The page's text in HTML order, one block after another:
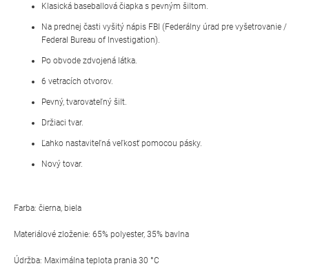
Klasická baseballová čiapka s pevným šiltom.
Na prednej časti vyšitý nápis FBI (Federálny úrad pre vyšetrovanie /
Federal Bureau of Investigation).
Po obvode zdvojená látka.
6 vetracích otvorov.
Pevný, tvarovateľný šilt.
Držiaci tvar.
Ľahko nastaviteľná veľkosť pomocou pásky.
Nový tovar.
Farba: čierna, biela
Materiálové zloženie: 65% polyester, 35% bavlna
Údržba: Maximálna teplota prania 30 °C